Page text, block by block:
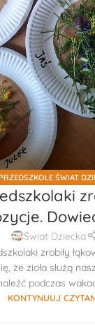
ŚWIAT
Świat Dziecka
zrobiły
że zioła służą
podczas
KONTYNUUJ